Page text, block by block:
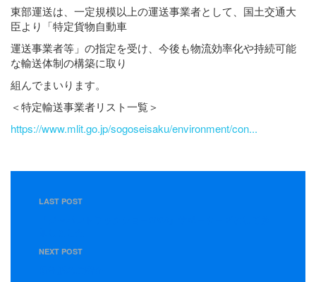
東部運送は、一定規模以上の運送事業者として、国土交通大
臣より「特定貨物自動車
運送事業者等」の指定を受け、今後も物流効率化や持続可能
な輸送体制の構築に取り
組んでまいります。
＜特定輸送事業者リスト一覧＞
https://www.mlit.go.jp/sogoseisaku/environment/con...
LAST POST
NEXT POST